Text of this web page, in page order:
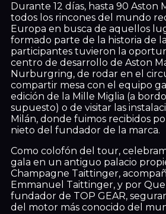
Durante 12 días, hasta 90 Aston
todos los rincones del mundo
Europa en busca de aquellos
formado parte de la historia de
participantes tuvieron la
centro de desarrollo de Aston
Nurburgring, de rodar en el
compartir mesa con el equipo
edición de la Mille Miglia (a
supuesto) o de visitar las
Milán, donde fuimos recibidos
nieto del fundador de la marca.
Como colofón del tour,
gala en un antiguo palacio
Champagne Taittinger,
Emmanuel Taittinger, y por
fundador de TOP GEAR,
del motor más conocido del